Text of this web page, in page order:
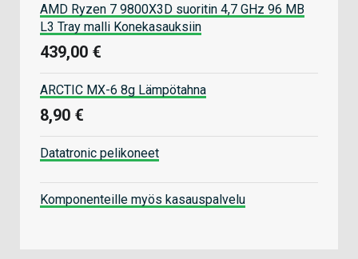
AMD Ryzen 7 9800X3D suoritin 4,7 GHz 96 MB
L3 Tray malli Konekasauksiin
439,00 €
ARCTIC MX-6 8g Lämpötahna
8,90 €
Datatronic pelikoneet
Komponenteille myös kasauspalvelu